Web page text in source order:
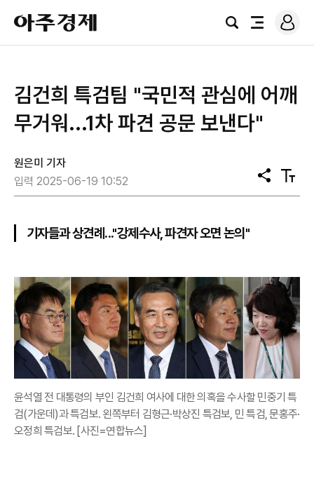
아
주
경
검
전
로
그
김건희 특검팀 "국민적 관심에 어깨
무거워...1차 파견 공문 보낸다"
원은미 기자
입력 2025-06-19 10:52
공
유
텍
스
기자들과 상견례..."강제수사, 파견자 오면 논의"
윤석열 전 대통령의 부인 김건희 여사에 대한 의혹을 수사할 민중기 특
검(가운데)과 특검보. 왼쪽부터 김형근·박상진 특검보, 민 특검, 문홍주·
오정희 특검보. [사진=연합뉴스]